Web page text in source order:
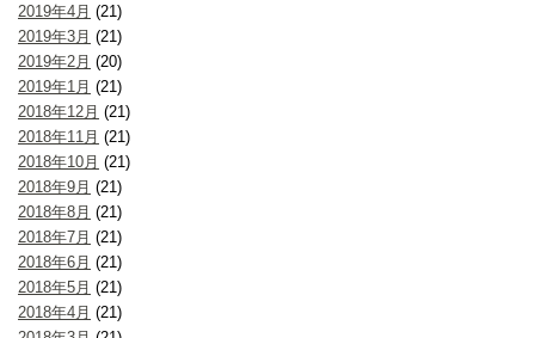
2019年4月 (21)
2019年3月 (21)
2019年2月 (20)
2019年1月 (21)
2018年12月 (21)
2018年11月 (21)
2018年10月 (21)
2018年9月 (21)
2018年8月 (21)
2018年7月 (21)
2018年6月 (21)
2018年5月 (21)
2018年4月 (21)